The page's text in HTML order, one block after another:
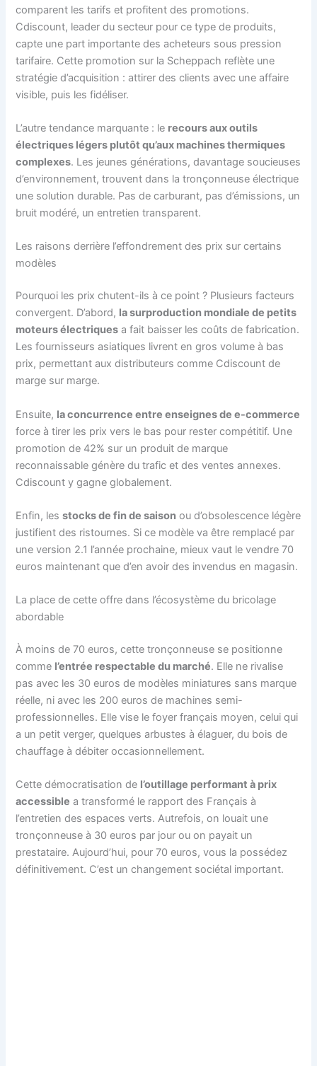
comparent les tarifs et profitent des promotions.
Cdiscount, leader du secteur pour ce type de produits,
capte une part importante des acheteurs sous pression
tarifaire. Cette promotion sur la Scheppach reflète une
stratégie d’acquisition : attirer des clients avec une affaire
visible, puis les fidéliser.
L’autre tendance marquante : le recours aux outils
électriques légers plutôt qu’aux machines thermiques
complexes. Les jeunes générations, davantage soucieuses
d’environnement, trouvent dans la tronçonneuse électrique
une solution durable. Pas de carburant, pas d’émissions, un
bruit modéré, un entretien transparent.
Les raisons derrière l’effondrement des prix sur certains
modèles
Pourquoi les prix chutent-ils à ce point ? Plusieurs facteurs
convergent. D’abord, la surproduction mondiale de petits
moteurs électriques a fait baisser les coûts de fabrication.
Les fournisseurs asiatiques livrent en gros volume à bas
prix, permettant aux distributeurs comme Cdiscount de
marge sur marge.
Ensuite, la concurrence entre enseignes de e-commerce
force à tirer les prix vers le bas pour rester compétitif. Une
promotion de 42% sur un produit de marque
reconnaissable génère du trafic et des ventes annexes.
Cdiscount y gagne globalement.
Enfin, lesstocks de fin de saison ou d’obsolescence légère
justifient des ristournes. Si ce modèle va être remplacé par
une version 2.1 l’année prochaine, mieux vaut le vendre 70
euros maintenant que d’en avoir des invendus en magasin.
La place de cette offre dans l’écosystème du bricolage
abordable
À moins de 70 euros, cette tronçonneuse se positionne
comme l’entrée respectable du marché. Elle ne rivalise
pas avec les 30 euros de modèles miniatures sans marque
réelle, ni avec les 200 euros de machines semi-
professionnelles. Elle vise le foyer français moyen, celui qui
a un petit verger, quelques arbustes à élaguer, du bois de
chauffage à débiter occasionnellement.
Cette démocratisation de l’outillage performant à prix
accessible a transformé le rapport des Français à
l’entretien des espaces verts. Autrefois, on louait une
tronçonneuse à 30 euros par jour ou on payait un
prestataire. Aujourd’hui, pour 70 euros, vous la possédez
définitivement. C’est un changement sociétal important.